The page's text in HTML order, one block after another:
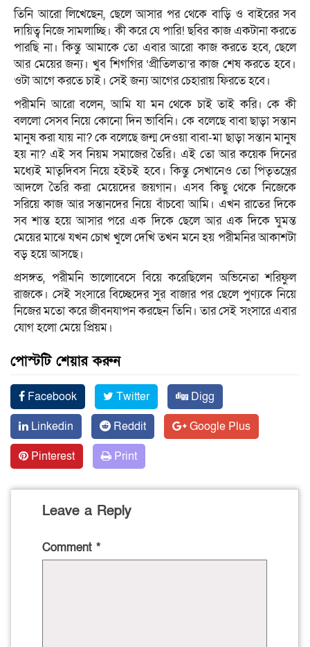
তিনি আরো লিখেছেন, ছেলে আসার পর থেকে বাড়ি ও বাইরের সব
দায়িত্ব নিজে সামলাচ্ছি। কী করে যে পারি! ছবির কাজ একটানা করতে
পারছি না। কিন্তু আমাকে তো এবার আরো কাজ করতে হবে, ছেলে
আর মেয়ের জন্য। খুব শিগগির ‘প্রীতিলতা’র কাজ শেষ করতে হবে।
ওটা আগে করতে চাই। সেই জন্য আগের চেহারায় ফিরতে হবে।
পরীমনি আরো বলেন, আমি যা মন থেকে চাই তাই করি। কে কী
বললো সেসব নিয়ে কোনো দিন ভাবিনি। কে বলেছে বাবা ছাড়া সন্তান
মানুষ করা যায় না? কে বলেছে জন্ম দেওয়া বাবা-মা ছাড়া সন্তান মানুষ
হয় না? এই সব নিয়ম সমাজের তৈরি। এই তো আর কয়েক দিনের
মধ্যেই মাতৃদিবস নিয়ে হইচই হবে। কিন্তু সেখানেও তো পিতৃতন্ত্রের
আদলে তৈরি করা মেয়েদের জয়গান। এসব কিছু থেকে নিজেকে
সরিয়ে কাজ আর সন্তানদের নিয়ে বাঁচবো আমি। এখন রাতের দিকে
সব শান্ত হয়ে আসার পরে এক দিকে ছেলে আর এক দিকে ঘুমন্ত
মেয়ের মাঝে যখন চোখ খুলে দেখি তখন মনে হয় পরীমনির আকাশটা
বড় হয়ে আসছে।
প্রসঙ্গত, পরীমনি ভালোবেসে বিয়ে করেছিলেন অভিনেতা শরিফুল
রাজকে। সেই সংসারে বিচ্ছেদের সুর বাজার পর ছেলে পুণ্যকে নিয়ে
নিজের মতো করে জীবনযাপন করছেন তিনি। তার সেই সংসারে এবার
যোগ হলো মেয়ে প্রিয়ম।
পোস্টটি শেয়ার করুন
Facebook Twitter
Digg
Linkedin
Reddit
Google Plus
Pinterest
Print
Leave a Reply
Comment *